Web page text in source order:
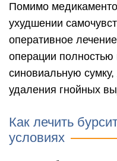
Помимо
ухудшении
оперативное
операции полностью
синовиальную
удаления гнойных
Как лечить
условиях